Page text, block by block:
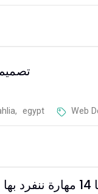
, egypt Web
أب